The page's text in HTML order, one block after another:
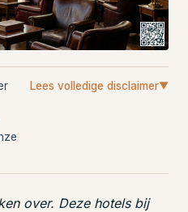
Lees volledige disclaimer▼
over. Deze hotels bij